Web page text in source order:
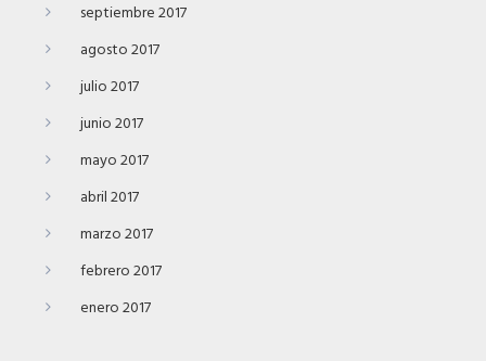
septiembre 2017
agosto 2017
julio 2017
junio 2017
mayo 2017
abril 2017
marzo 2017
febrero 2017
enero 2017